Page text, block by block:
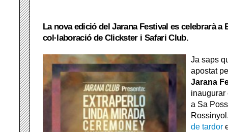
La nova edició del Jarana Festival es celebrarà a
col·laboració de Clickster i Safari Club.
Ja saps
apostat
Jarana
a Sa
de tardor